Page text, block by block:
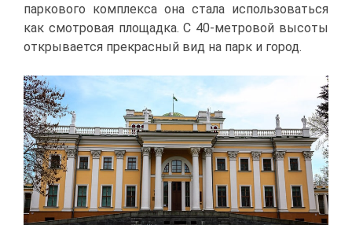
пар­ко­во­го ком­плек­са она ста­ла ис­поль­зо­вать­ся
как смот­ро­вая пло­щад­ка. С 40-мет­ро­вой вы­со­ты
от­кры­ва­ет­ся пре­крас­ный вид на парк и го­род.